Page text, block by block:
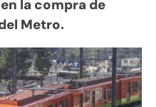
la compra de
Metro.